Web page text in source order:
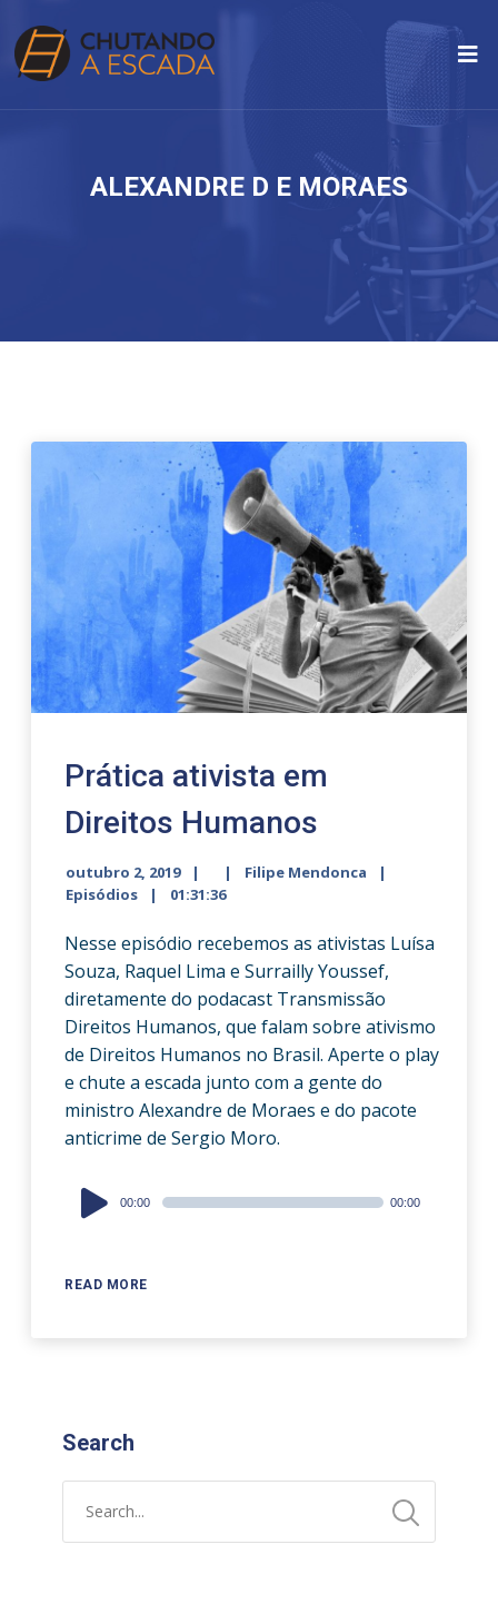
ALEXANDRE D E MORAES
Prática ativista em
Direitos Humanos
outubro 2, 2019
Filipe Mendonca
Episódios
01:31:36
Nesse episódio recebemos as ativistas Luísa
Souza, Raquel Lima e Surrailly Youssef,
diretamente do podacast Transmissão
Direitos Humanos, que falam sobre ativismo
de Direitos Humanos no Brasil. Aperte o play
e chute a escada junto com a gente do
ministro Alexandre de Moraes e do pacote
anticrime de Sergio Moro.
READ MORE
Audio
Player
00:00 00:00
Search